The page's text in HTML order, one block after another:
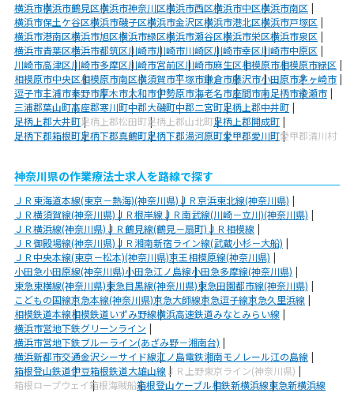
横浜市横浜市鶴見区横浜市神奈川区横浜市西区横浜市中区横浜市南区
横浜市保土ケ谷区横浜市磯子区横浜市金沢区横浜市港北区横浜市戸塚区
横浜市港南区横浜市旭区横浜市緑区横浜市瀬谷区横浜市栄区横浜市泉区
横浜市青葉区横浜市都筑区川崎市川崎市川崎区川崎市幸区川崎市中原区
川崎市高津区川崎市多摩区川崎市宮前区川崎市麻生区相模原市相模原市緑区
相模原市中央区相模原市南区横須賀市平塚市鎌倉市藤沢市小田原市茅ヶ崎市
逗子市三浦市秦野市厚木市大和市伊勢原市海老名市座間市南足柄市綾瀬市
三浦郡葉山町高座郡寒川町中郡大磯町中郡二宮町足柄上郡中井町
足柄上郡大井町足柄上郡松田町足柄上郡山北町足柄上郡開成町
足柄下郡箱根町足柄下郡真鶴町足柄下郡湯河原町愛甲郡愛川町愛甲郡清川村
神奈川県の作業療法士求人を路線で探す
ＪＲ東海道本線(東京－熱海)(神奈川県)ＪＲ京浜東北線(神奈川県)
ＪＲ横須賀線(神奈川県)ＪＲ根岸線ＪＲ南武線(川崎－立川)(神奈川県)
ＪＲ横浜線(神奈川県)ＪＲ鶴見線(鶴見－扇町)ＪＲ相模線
ＪＲ御殿場線(神奈川県)ＪＲ湘南新宿ライン線(武蔵小杉－大船)
ＪＲ中央本線(東京－松本)(神奈川県)京王相模原線(神奈川県)
小田急小田原線(神奈川県)小田急江ノ島線小田急多摩線(神奈川県)
東急東横線(神奈川県)東急目黒線(神奈川県)東急田園都市線(神奈川県)
こどもの国線京急本線(神奈川県)京急大師線京急逗子線京急久里浜線
相模鉄道本線相模鉄道いずみ野線横浜高速鉄道みなとみらい線
横浜市営地下鉄グリーンライン
横浜市営地下鉄ブルーライン(あざみ野－湘南台)
横浜新都市交通金沢シーサイド線江ノ島電鉄湘南モノレール江の島線
箱根登山鉄道伊豆箱根鉄道大雄山線 ＪＲ上野東京ライン(神奈川県)
箱根ロープウェイ箱根海賊船箱根登山ケーブル相鉄新横浜線東急新横浜線